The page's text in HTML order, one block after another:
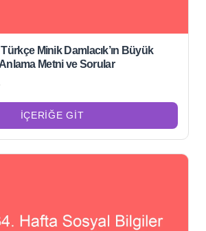
Türkçe Minik Damlacık’ın Büyük
Metni ve Sorular
İÇERIĞE GIT